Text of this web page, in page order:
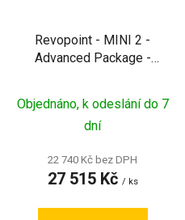
Revopoint - MINI 2 -
Advanced Package -
objekty
Objednáno, k odeslání do 7
dní
22 740 Kč bez DPH
27 515 Kč / ks